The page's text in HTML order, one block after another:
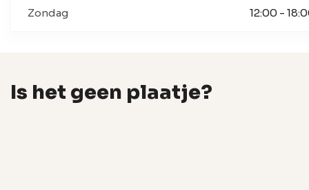
Zondag 12:00 -
Is het geen plaatje?